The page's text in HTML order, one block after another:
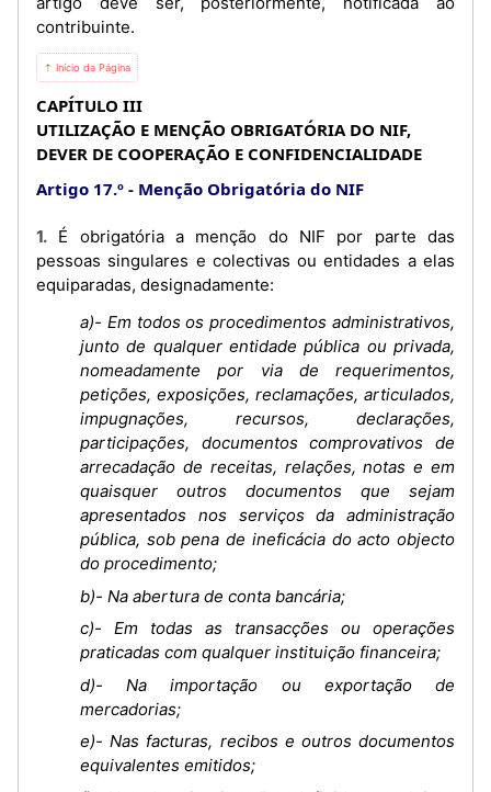
contribuinte.
⇡ Início da Página
CAPÍTULO III
UTILIZAÇÃO E MENÇÃO OBRIGATÓRIA DO NIF,
DEVER DE COOPERAÇÃO E CONFIDENCIALIDADE
Artigo 17.º
Menção Obrigatória do NIF
1. É obrigatória a menção do NIF por parte das
pessoas singulares e colectivas ou entidades a elas
equiparadas, designadamente:
a)- Em todos os procedimentos administrativos,
junto de qualquer entidade pública ou privada,
nomeadamente por via de requerimentos,
petições, exposições, reclamações, articulados,
impugnações, recursos, declarações,
participações, documentos comprovativos de
arrecadação de receitas, relações, notas e em
quaisquer outros documentos que sejam
apresentados nos serviços da administração
pública, sob pena de ineficácia do acto objecto
do procedimento;
b)- Na abertura de conta bancária;
c)- Em todas as transacções ou operações
praticadas com qualquer instituição financeira;
d)- Na importação ou exportação de
mercadorias;
e)- Nas facturas, recibos e outros documentos
equivalentes emitidos;